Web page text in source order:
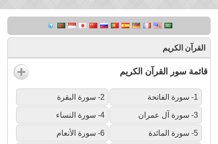
القرآن الكريم
قائمة سور القرآن الكريم
1- سورة الفاتحة 2- سورة البقرة
3- سورة آل عمران 4- سورة النساء
5- سورة المائدة 6- سورة الأنعام